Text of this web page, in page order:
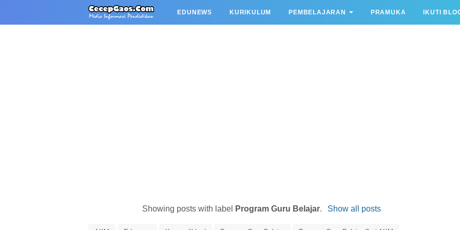
EDUNEWS KURIKULUM PEMBELAJARAN PRAMUKA IKUTI
Showing posts with label Program Guru Belajar. Show all posts